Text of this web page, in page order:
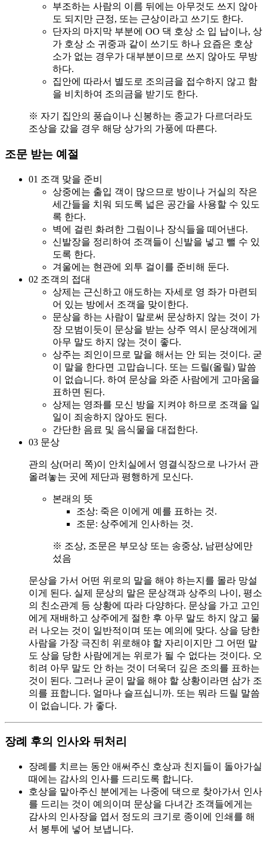
부조하는 사람의 이름 뒤에는 아무것도 쓰지 않아
도 되지만 근정, 또는 근상이라고 쓰기도 한다.
단자의 마지막 부분에 OO 댁 호상 소 입 납이나, 상
가 호상 소 귀중과 같이 쓰기도 하나 요즘은 호상
소가 없는 경우가 대부분이므로 쓰지 않아도 무방
하다.
집안에 따라서 별도로 조의금을 접수하지 않고 함
을 비치하여 조의금을 받기도 한다.
※ 자기 집안의 풍습이나 신봉하는 종교가 다르더라도
조상을 갔을 경우 해당 상가의 가풍에 따른다.
조문 받는 예절
01 조객 맞을 준비
상중에는 출입 객이 많으므로 방이나 거실의 작은
세간들을 치워 되도록 넓은 공간을 사용할 수 있도
록 한다.
벽에 걸린 화려한 그림이나 장식들을 떼어낸다.
신발장을 정리하여 조객들이 신발을 넣고 뺄 수 있
도록 한다.
겨울에는 현관에 외투 걸이를 준비해 둔다.
02 조객의 접대
상제는 근신하고 애도하는 자세로 영 좌가 마련되
어 있는 방에서 조객을 맞이한다.
문상을 하는 사람이 말로써 문상하지 않는 것이 가
장 모범이듯이 문상을 받는 상주 역시 문상객에게
아무 말도 하지 않는 것이 좋다.
상주는 죄인이므로 말을 해서는 안 되는 것이다. 굳
이 말을 한다면 고맙습니다. 또는 드릴(올릴) 말씀
이 없습니다. 하여 문상을 와준 사람에게 고마움을
표하면 된다.
상제는 영좌를 모신 방을 지켜야 하므로 조객을 일
일이 죄송하지 않아도 된다.
간단한 음료 및 음식물을 대접한다.
03 문상
관의 상(머리 쪽)이 안치실에서 영결식장으로 나가서 관
올려놓는 곳에 제단과 평행하게 모신다.
본래의 뜻
조상: 죽은 이에게 예를 표하는 것.
조문: 상주에게 인사하는 것.
※ 조상, 조문은 부모상 또는 송중상, 남편상에만
섰음
문상을 가서 어떤 위로의 말을 해야 하는지를 몰라 망설
이게 된다. 실제 문상의 말은 문상객과 상주의 나이, 평소
의 친소관계 등 상황에 따라 다양하다. 문상을 가고 고인
에게 재배하고 상주에게 절한 후 아무 말도 하지 않고 물
러 나오는 것이 일반적이며 또는 예의에 맞다. 상을 당한
사람을 가장 극진히 위로해야 할 자리이지만 그 어떤 말
도 상을 당한 사람에게는 위로가 될 수 없다는 것이다. 오
히려 아무 말도 안 하는 것이 더욱더 깊은 조의를 표하는
것이 된다. 그러나 굳이 말을 해야 할 상황이라면 삼가 조
의를 표합니다. 얼마나 슬프십니까. 또는 뭐라 드릴 말씀
이 없습니다. 가 좋다.
장례 후의 인사와 뒤처리
장례를 치르는 동안 애써주신 호상과 친지들이 돌아가실
때에는 감사의 인사를 드리도록 합니다.
호상을 맡아주신 분에게는 나중에 댁으로 찾아가서 인사
를 드리는 것이 예의이며 문상을 다녀간 조객들에게는
감사의 인사장을 엽서 정도의 크기로 종이에 인쇄를 해
서 봉투에 넣어 보냅니다.